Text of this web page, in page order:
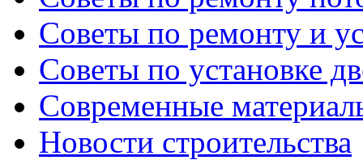
Советы по ремонту и
Советы по установке
Современные
Новости строительства